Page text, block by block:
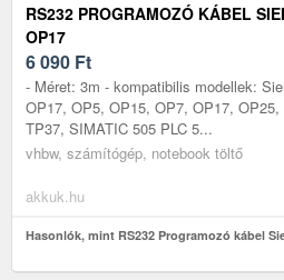
RS232 PROGRAMOZÓ KÁBEL
OP17
6 090 Ft
- Méret: 3m - kompatibilis modellek:
OP17, OP5, OP15, OP7, OP17,
TP37, SIMATIC 505 PLC 5...
vhbw, számítógép, notebook töltő
akkuk.hu
Hasonlók, mint RS232 Programozó kábel